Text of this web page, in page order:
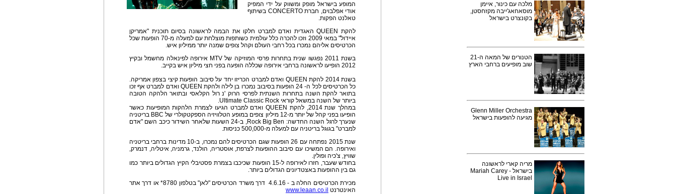
מלכה עם כינור, איימן
מוסאחאג'ייבה מקזחסטן,
בקונצרט בישראל
הטנורים של המאה ה-21
שוב מופיעים ברחבי הארץ
Glenn Miller Orchestra
מגיעה להופעות בישראל
מריה קארי לראשונה
בישראל - Mariah Carey
Live in Israel
המופע בישראל מופק ומשווק על ידי המפיק
אודי אפלבוים, חברת CONCERTO בשיתוף
טאלנט הפקות.
להקת QUEEN האגדית ואדם למברט חלקו את הבמה לראשונה בסיום תוכנית "אמריקן
איידול" במאי 2009 וזכו להכרה כלל עולמית כשותפות מוצלחת עם למעלה מ-70 הופעות שכל
הכרטיסים אליהם נמכרו בכל רחבי העולם וקהל צופים שמנה יותר ממיליון איש.
בשנת 2011 נפגשו שנית בתחרות פרסי המוזיקה של MTV אירופה לפינאלה מחשמל ובקיץ
2012 הופיעו לראשונה ברחבי אירופה שכללה הופעה בפני חצי מיליון איש בקייב.
בשנת 2014 להקת QUEEN ואדם למברט הכריזו יחד על סיבוב הופעות קיצי בצפון אמריקה.
כל הכרטיסים לכל ה- 24 הופעות בסיבוב נמכרו בן לילה ולהקת QUEEN ואדם למברט אף זכו
בתואר להקת השנה בתחרות השנתית לפרסי הרוק 'נ רול הקלאסי ובתואר הלהקה הטובה
ביותר של השנה במשאל קוראי Ultimate Classic Rock.
במהלך שנת 2014, להקת QUEEN ואדם למברט הגיעו לצמרת הלהקות המופיעות כאשר
הופיעו בפני קהל של יותר מ-12 מיליון צופים במופע הטלוויזיה הספקטקולרי של BBC בריטניה
שנערך לרגל השנה החדשה: Rock Big Ben, ב-24 השעות שלאחר השידור כיכב השם "אדם
למברט" בגוגל בריטניה עם למעלה מ-500,000 כניסות.
שנת 2015 נפתחה עם 26 הופעות שגם הכרטיסים להם נמכרו, ב-10 מדינות ברחבי בריטניה
ואירופה. הם המשיכו עם סיבוב ההופעות לצרפת, אוסטריה, הולנד, גרמניה, איטליה, דנמרק,
שוויץ, צ'כיה ופולין.
בחודש שעבר, חזרו לאירופה ל-15 הופעות שכיכבו בצמרת פסטיבלי הקיץ הגדולים ביותר כמו
גם בין ההופעות באצטדיונים הגדולים ביותר.
מכירת הכרטיסים החלה ב - 4.6.16 דרך משרד הכרטיסים "לאן" בטלפון 8780* או דרך אתר
האינטרנט www.leaan.co.il